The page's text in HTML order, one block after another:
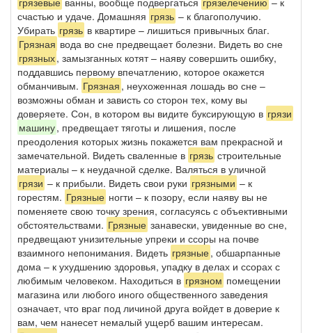
счастью и удаче. Домашняя грязь – к благополучию.
Убирать грязь в квартире – лишиться привычных благ.
Грязная вода во сне предвещает болезни. Видеть во сне
грязных, замызганных котят – наяву совершить ошибку,
поддавшись первому впечатлению, которое окажется
обманчивым. Грязная , неухоженная лошадь во сне –
возможны обман и зависть со сторон тех, кому вы
доверяете. Сон, в котором вы видите буксирующую в грязи
машину, предвещает тяготы и лишения, после
преодоления которых жизнь покажется вам прекрасной и
замечательной. Видеть сваленные в грязь строительные
материалы – к неудачной сделке. Валяться в уличной
грязи – к прибыли. Видеть свои руки грязными – к
горестям. Грязные ногти – к позору, если наяву вы не
поменяете свою точку зрения, согласуясь с объективными
обстоятельствами. Грязные занавески, увиденные во сне,
предвещают унизительные упреки и ссоры на почве
взаимного непонимания. Видеть грязные, обшарпанные
дома – к ухудшению здоровья, упадку в делах и ссорах с
любимым человеком. Находиться в грязном помещении
магазина или любого иного общественного заведения
означает, что враг под личиной друга войдет в доверие к
вам, чем нанесет немалый ущерб вашим интересам.